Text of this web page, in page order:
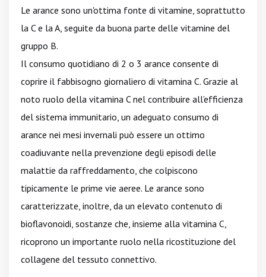
Le arance sono un'ottima fonte di vitamine, soprattutto
la C e la A, seguite da buona parte delle vitamine del
gruppo B.
Il consumo quotidiano di 2 o 3 arance consente di
coprire il fabbisogno giornaliero di vitamina C. Grazie al
noto ruolo della vitamina C nel contribuire all’efficienza
del sistema immunitario, un adeguato consumo di
arance nei mesi invernali può essere un ottimo
coadiuvante nella prevenzione degli episodi delle
malattie da raffreddamento, che colpiscono
tipicamente le prime vie aeree. Le arance sono
caratterizzate, inoltre, da un elevato contenuto di
bioflavonoidi, sostanze che, insieme alla vitamina C,
ricoprono un importante ruolo nella ricostituzione del
collagene del tessuto connettivo.